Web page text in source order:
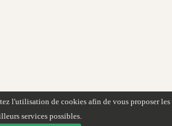
l'utilisation de cookies afin de vous proposer les
services possibles.